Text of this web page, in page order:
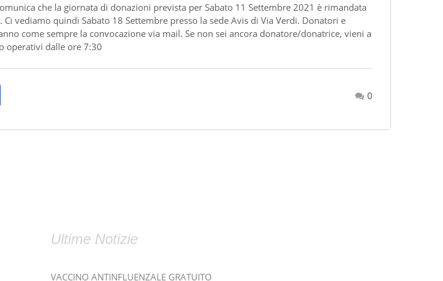
che la giornata di donazioni prevista per Sabato 11 Settembre 2021 è rimandata
Ci vediamo quindi Sabato 18 Settembre presso la sede Avis di Via Verdi. Donatori e
come sempre la convocazione via mail. Se non sei ancora donatore/donatrice, vieni a
operativi dalle ore 7:30
0
Ultime Notizie
VACCINO ANTINFLUENZALE GRATUITO